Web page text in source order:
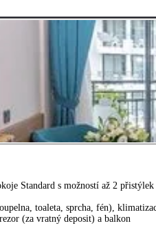
Standard s možností až 2 přistýlek
toaleta, sprcha, fén),
(za vratný deposit) a balkon